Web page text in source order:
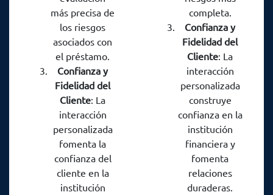
contexto financiero
de Colombia.
más precisa de
los riesgos
asociados con
el préstamo.
Confianza y
Fidelidad del
Cliente: La
interacción
personalizada
fomenta la
confianza del
cliente en la
institución
Colombia.completa.
Confianza y
Fidelidad del
Cliente: La
interacción
personalizada
construye
confianza en la
institución
financiera y
fomenta
relaciones
duraderas.